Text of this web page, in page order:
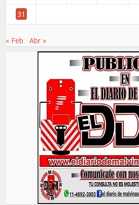
31
« Feb Abr »